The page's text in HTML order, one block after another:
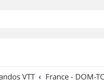
VTT France - DOM-